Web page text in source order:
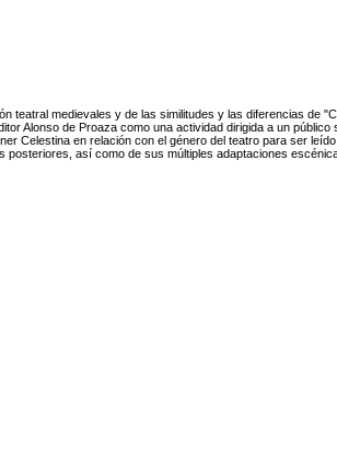
teatral medievales y de las similitudes y las diferencias de
Alonso de Proaza como una actividad dirigida a un
Celestina en relación con el género del teatro para ser
así como de sus múltiples adaptaciones